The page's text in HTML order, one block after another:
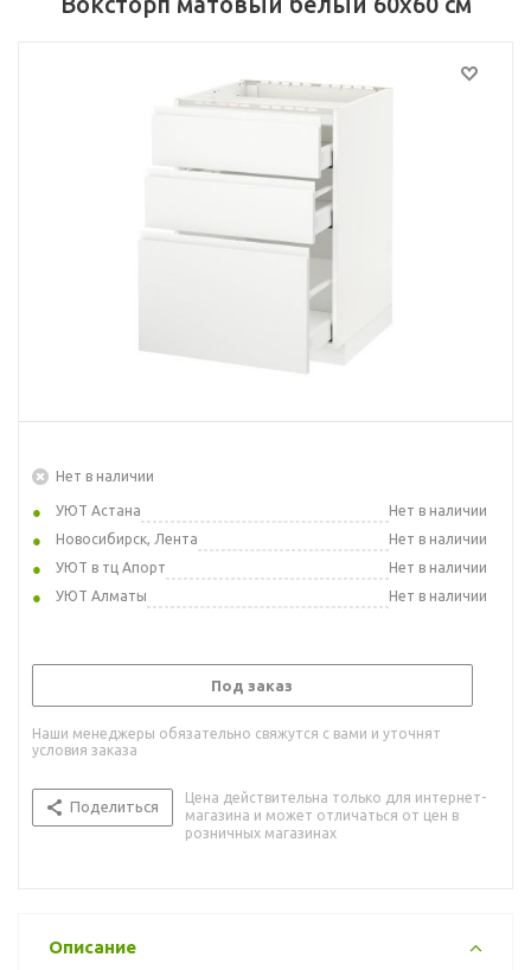
Нет в наличии
УЮТ Астана
Нет в наличии
Новосибирск, Лента
Нет в наличии
УЮТ в тц Апорт
Нет в наличии
УЮТ Алматы
Нет в наличии
Под заказ
Наши менеджеры обязательно свяжутся с вами и уточнят
условия заказа
Поделиться
Цена действительна только для интернет-
магазина и может отличаться от цен в
розничных магазинах
Описание